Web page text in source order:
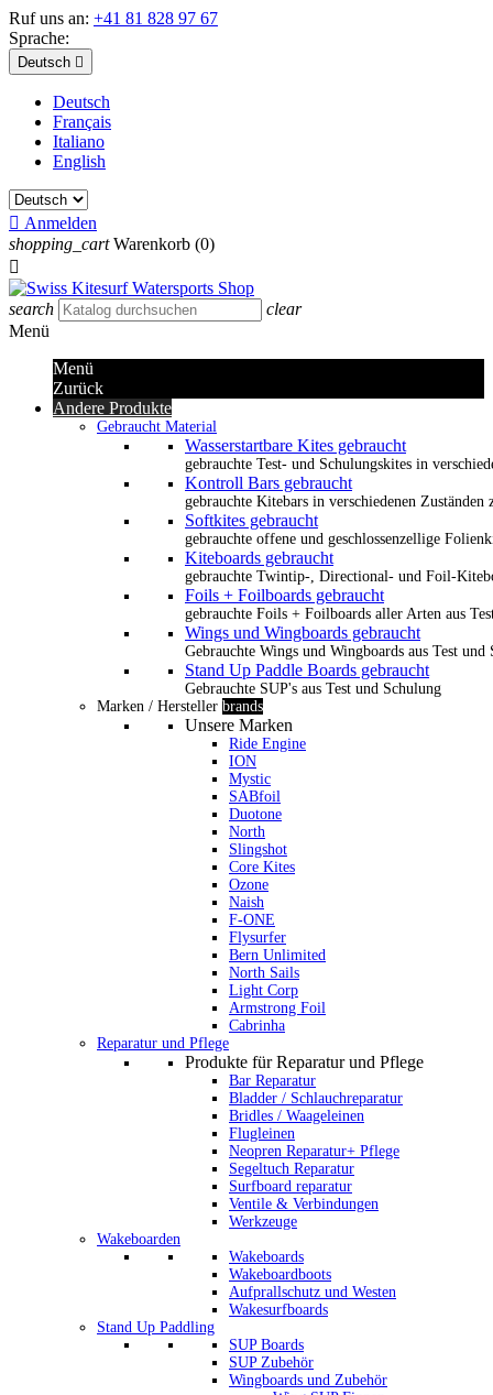
Ruf uns an: +41 81 828 97 67
Sprache:
Deutsch 
Deutsch
Français
Italiano
English
 Anmelden
shopping_cart Warenkorb (0)

search
clear
Menü
Menü
Zurück
Andere Produkte
Gebraucht Material
Wasserstartbare Kites gebraucht
gebrauchte Test- und Schulungskites in
Kontroll Bars gebraucht
gebrauchte Kitebars in verschiedenen Zuständen
Softkites gebraucht
gebrauchte offene und geschlossenzellige
Kiteboards gebraucht
gebrauchte Twintip-, Directional- und Foil-
Foils + Foilboards gebraucht
gebrauchte Foils + Foilboards aller Arten aus
Wings und Wingboards gebraucht
Gebrauchte Wings und Wingboards aus Test und
Stand Up Paddle Boards gebraucht
Gebrauchte SUP's aus Test und Schulung
Marken / Hersteller brands
Unsere Marken
Ride Engine
ION
Mystic
SABfoil
Duotone
North
Slingshot
Core Kites
Ozone
Naish
F-ONE
Flysurfer
Bern Unlimited
North Sails
Light Corp
Armstrong Foil
Cabrinha
Reparatur und Pflege
Produkte für Reparatur und Pflege
Bar Reparatur
Bladder / Schlauchreparatur
Bridles / Waageleinen
Flugleinen
Neopren Reparatur+ Pflege
Segeltuch Reparatur
Surfboard reparatur
Ventile & Verbindungen
Werkzeuge
Wakeboarden
Wakeboards
Wakeboardboots
Aufprallschutz und Westen
Wakesurfboards
Stand Up Paddling
SUP Boards
SUP Zubehör
Wingboards und Zubehör